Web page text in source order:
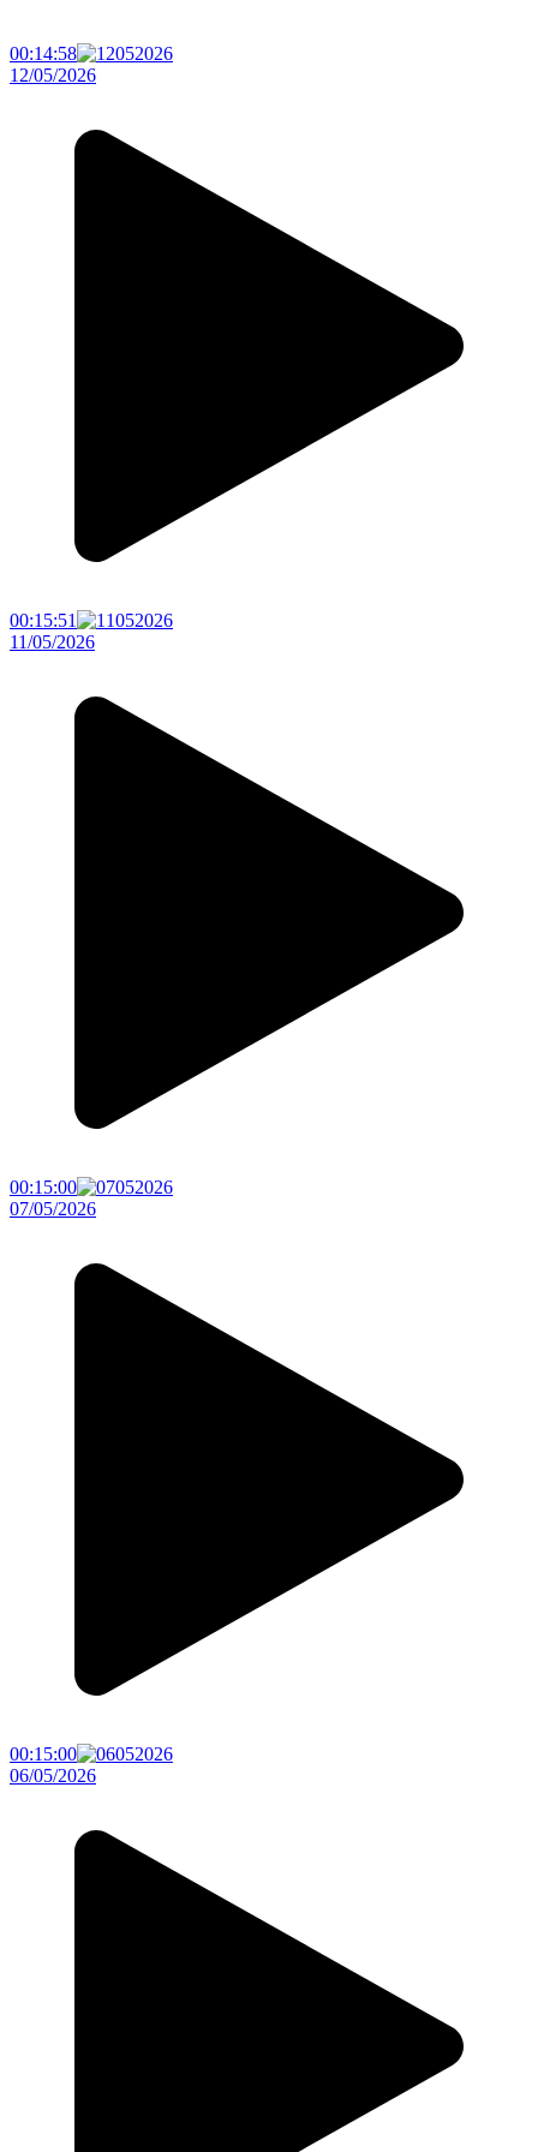
00:14:58
12/05/2026
00:15:51
11/05/2026
00:15:00
07/05/2026
00:15:00
06/05/2026